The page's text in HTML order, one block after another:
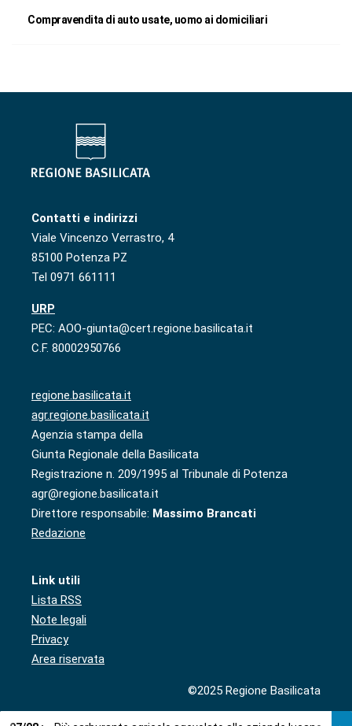
Compravendita di auto usate, uomo ai domiciliari
Contatti e indirizzi
Viale Vincenzo Verrastro, 4
85100 Potenza PZ
Tel 0971 661111
URP
PEC: AOO-giunta@cert.regione.basilicata.it
C.F. 80002950766
regione.basilicata.it
agr.regione.basilicata.it
Agenzia stampa della
Giunta Regionale della Basilicata
Registrazione n. 209/1995 al Tribunale di Potenza
agr@regione.basilicata.it
Direttore responsabile: Massimo Brancati
Redazione
Link utili
Lista RSS
Note legali
Privacy
Area riservata
©2025 Regione Basilicata